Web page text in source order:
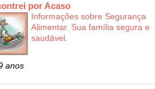
por Acaso
Informações sobre Segurança
Alimentar. Sua família segura e
saudável.
anos